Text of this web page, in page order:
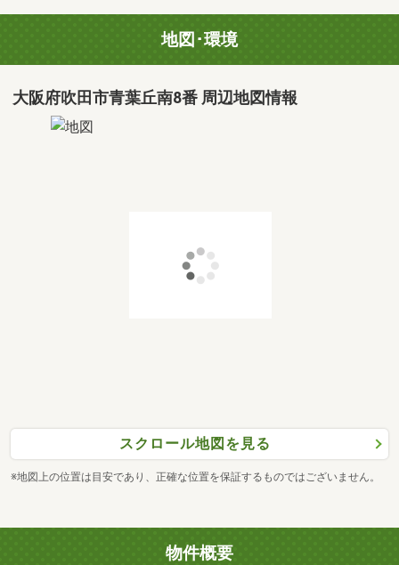
地図･環境
大阪府吹田市青葉丘南8番 周辺地図情報
スクロール地図を見る
※地図上の位置は目安であり、正確な位置を保証するものではございません。
物件概要